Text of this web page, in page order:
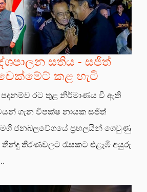
සතිය - සජිත්
කළ හැටි
රට තුළ නිර්මාණය වී ඇති
ගැන විපක්ෂ නායක සජිත්
ජනබලවේගයේ ප්‍රභලයින් ගෙවුණු
තීන්දු තීරණවලට රැසකට එළැඹි අයුරු